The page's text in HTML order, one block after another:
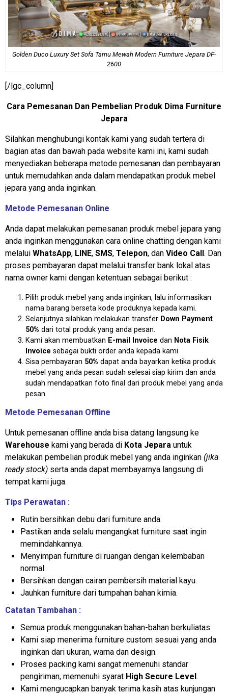
Golden Duco Luxury Set Sofa Tamu Mewah Modern Furniture Jepara DF-
2600
[/lgc_column]
Cara Pemesanan Dan Pembelian Produk Dima Furniture
Jepara
Silahkan menghubungi kontak kami yang sudah tertera di
bagian atas dan bawah pada website kami ini, kami sudah
menyediakan beberapa metode pemesanan dan pembayaran
untuk memudahkan anda dalam mendapatkan produk mebel
jepara yang anda inginkan.
Metode Pemesanan Online
Anda dapat melakukan pemesanan produk mebel jepara yang
anda inginkan menggunakan cara online chatting dengan kami
melalui WhatsApp, LINE, SMS, Telepon, dan Video Call. Dan
proses pembayaran dapat melalui transfer bank lokal atas
nama owner kami dengan ketentuan sebagai berikut :
Pilih produk mebel yang anda inginkan, lalu informasikan
nama barang berseta kode produknya kepada kami.
Selanjutnya silahkan melakukan transfer Down Payment
50% dari total produk yang anda pesan.
Kami akan membuatkan E-mail Invoice dan Nota Fisik
Invoice sebagai bukti order anda kepada kami.
Sisa pembayaran 50% dapat anda bayarkan ketika produk
mebel yang anda pesan sudah selesai siap kirim dan anda
sudah mendapatkan foto final dari produk mebel yang anda
pesan.
Metode Pemesanan Offline
Untuk pemesanan offline anda bisa datang langsung ke
Warehouse kami yang berada di Kota Jepara untuk
melakukan pembelian produk mebel yang anda inginkan (jika
ready stock) serta anda dapat membayarnya langsung di
tempat kami juga.
Tips Perawatan :
Rutin bersihkan debu dari furniture anda.
Pastikan anda selalu mengangkat furniture saat ingin
memindahkannya.
Menyimpan furniture di ruangan dengan kelembaban
normal.
Bersihkan dengan cairan pembersih material kayu.
Jauhkan furniture dari tumpahan bahan kimia.
Catatan Tambahan :
Semua produk menggunakan bahan-bahan berkuliatas.
Kami siap menerima furniture custom sesuai yang anda
inginkan dari ukuran, warna dan design.
Proses packing kami sangat memenuhi standar
pengiriman, memenuhi syarat High Secure Level.
Kami mengucapkan banyak terima kasih atas kunjungan